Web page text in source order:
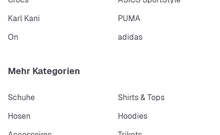
Karl Kani
PUMA
On
adidas
Mehr Kategorien
Schuhe
Shirts & Tops
Hosen
Hoodies